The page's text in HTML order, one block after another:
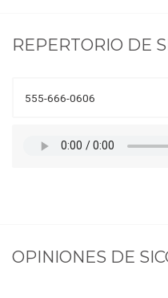
REPERTORIO DE
555-666-0606
OPINIONES DE